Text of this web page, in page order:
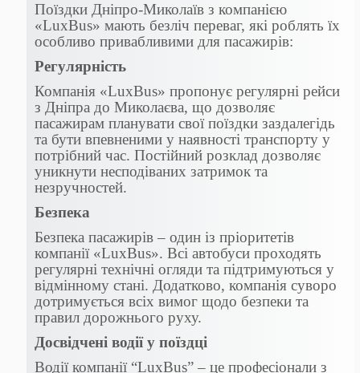
Поїздки Дніпро-Миколаїв з компанією
«LuxBus» мають безліч переваг, які роблять їх
особливо привабливими для пасажирів:
Регулярність
Компанія «LuxBus» пропонує регулярні рейси
з Дніпра до Миколаєва, що дозволяє
пасажирам планувати свої поїздки заздалегідь
та бути впевненими у наявності транспорту у
потрібний час. Постійний розклад дозволяє
уникнути несподіваних затримок та
незручностей.
Безпека
Безпека пасажирів – один із пріоритетів
компанії «LuxBus». Всі автобуси проходять
регулярні технічні огляди та підтримуються у
відмінному стані. Додатково, компанія суворо
дотримується всіх вимог щодо безпеки та
правил дорожнього руху.
Досвідчені водії у поїздці
Водії компанії “LuxBus” – це професіонали з